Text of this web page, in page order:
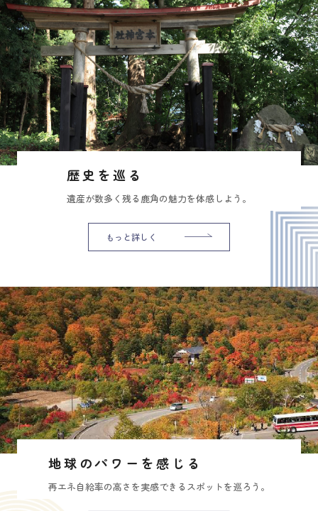
歴史を巡る
遺産が数多く残る鹿角の魅力を体感しよう。
もっと詳しく
地球のパワーを感じる
再エネ自給率の高さを実感できるスポットを巡ろう。